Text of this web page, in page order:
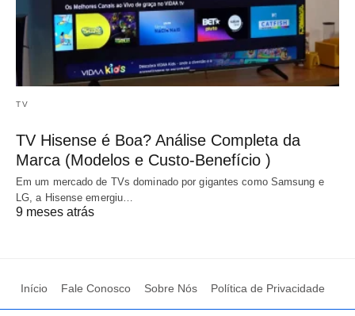
TV
TV Hisense é Boa? Análise Completa da
Marca (Modelos e Custo-Benefício )
Em um mercado de TVs dominado por gigantes como Samsung e
LG, a Hisense emergiu…
9 meses atrás
Início Fale Conosco Sobre Nós Política de Privacidade